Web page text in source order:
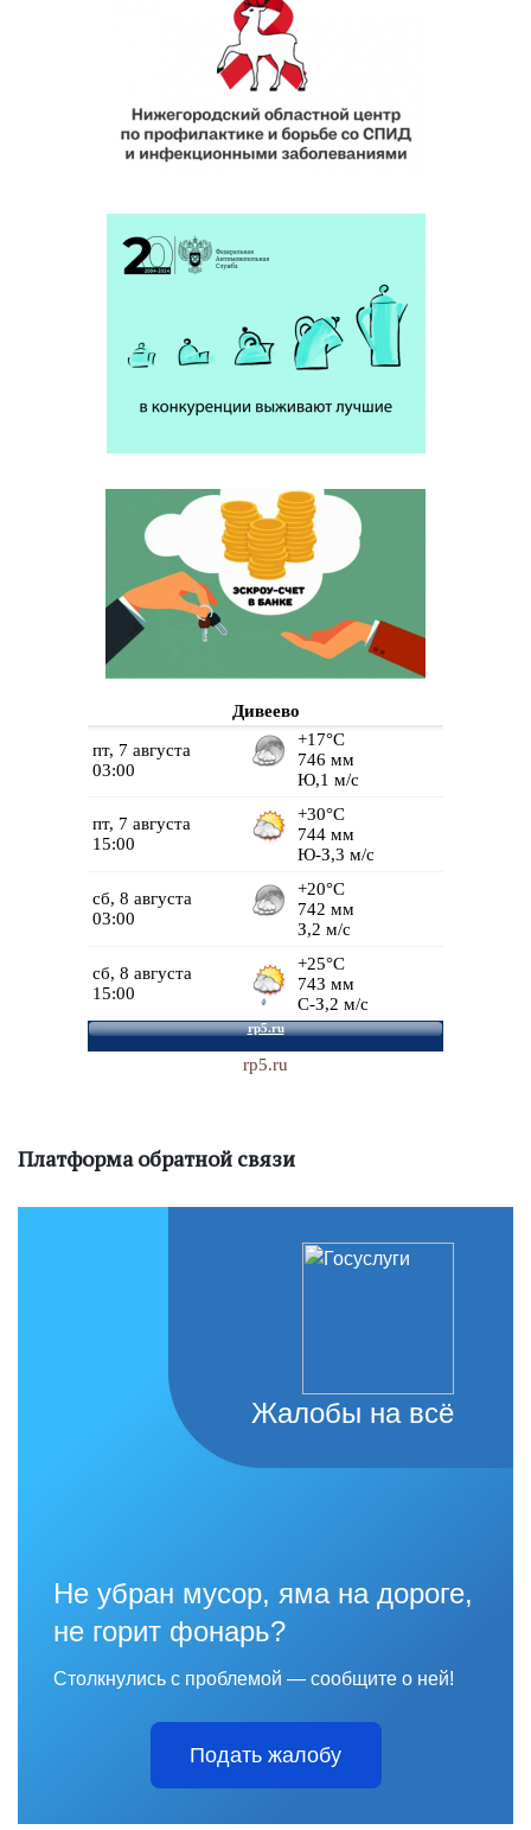
Дивеево
rp5.ru
Платформа обратной связи
Жалобы на всё
Не убран мусор, яма на дороге,
не горит фонарь?
Столкнулись с проблемой — сообщите о ней!
Подать жалобу